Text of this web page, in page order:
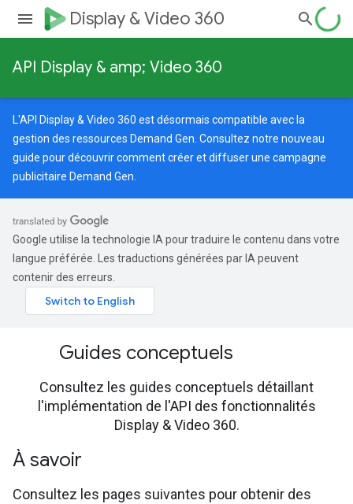
Display & Video 360
API Display & amp; Video 360
L'API Display & Video 360 est désormais compatible avec la
gestion des ressources Demand Gen. Consultez notre nouveau
guide pour découvrir comment créer et diffuser une campagne
publicitaire Demand Gen.
Google utilise la technologie IA pour traduire le contenu dans votre
langue préférée. Les traductions générées par IA peuvent
contenir des erreurs.
Guides conceptuels
Consultez les guides conceptuels détaillant
l'implémentation de l'API des fonctionnalités
Display & Video 360.
À savoir
Consultez les pages suivantes pour obtenir des